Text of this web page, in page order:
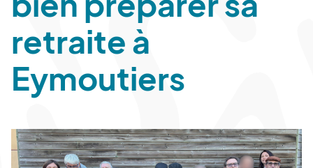
retraite à
Eymoutiers